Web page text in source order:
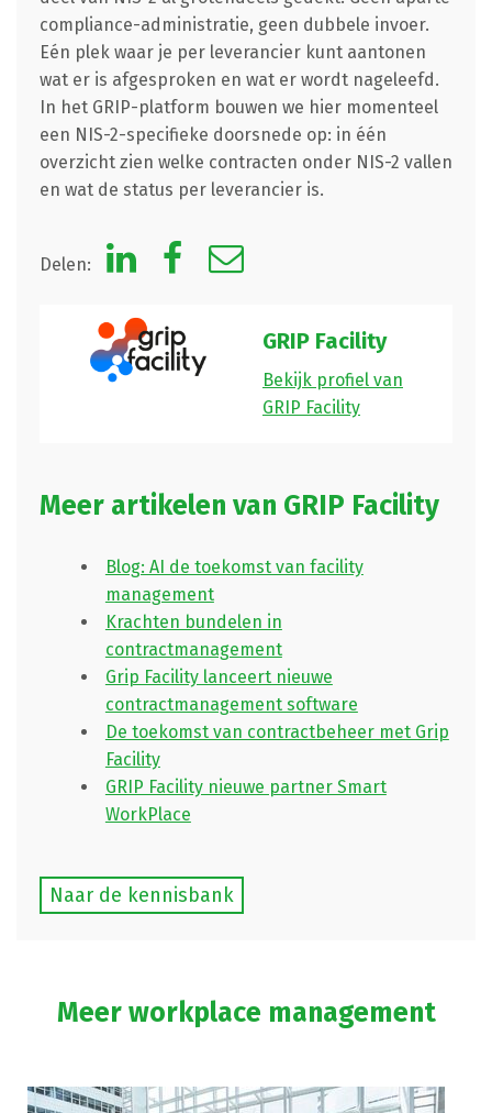
compliance-administratie, geen dubbele invoer.
Eén plek waar je per leverancier kunt aantonen
wat er is afgesproken en wat er wordt nageleefd.
In het GRIP-platform bouwen we hier momenteel
een NIS-2-specifieke doorsnede op: in één
overzicht zien welke contracten onder NIS-2 vallen
en wat de status per leverancier is.
Delen:
GRIP Facility
Bekijk profiel van
GRIP Facility
Meer artikelen van GRIP Facility
Blog: AI de toekomst van facility
management
Krachten bundelen in
contractmanagement
Grip Facility lanceert nieuwe
contractmanagement software
De toekomst van contractbeheer met Grip
Facility
GRIP Facility nieuwe partner Smart
WorkPlace
Naar de kennisbank
Meer workplace management